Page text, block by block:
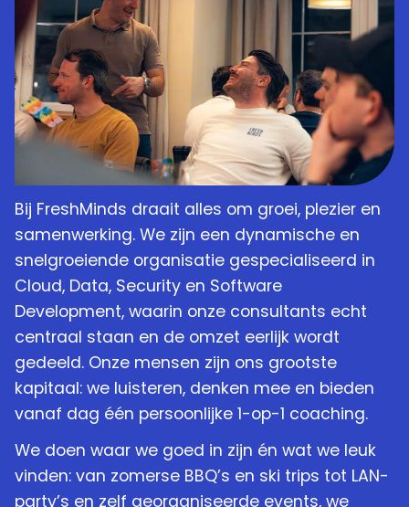
Bij FreshMinds draait alles om groei, plezier en
samenwerking. We zijn een dynamische en
snelgroeiende organisatie gespecialiseerd in
Cloud, Data, Security en Software
Development, waarin onze consultants echt
centraal staan en de omzet eerlijk wordt
gedeeld. Onze mensen zijn ons grootste
kapitaal: we luisteren, denken mee en bieden
vanaf dag één persoonlijke 1-op-1 coaching.
We doen waar we goed in zijn én wat we leuk
vinden: van zomerse BBQ’s en ski trips tot LAN-
party’s en zelf georganiseerde events, we